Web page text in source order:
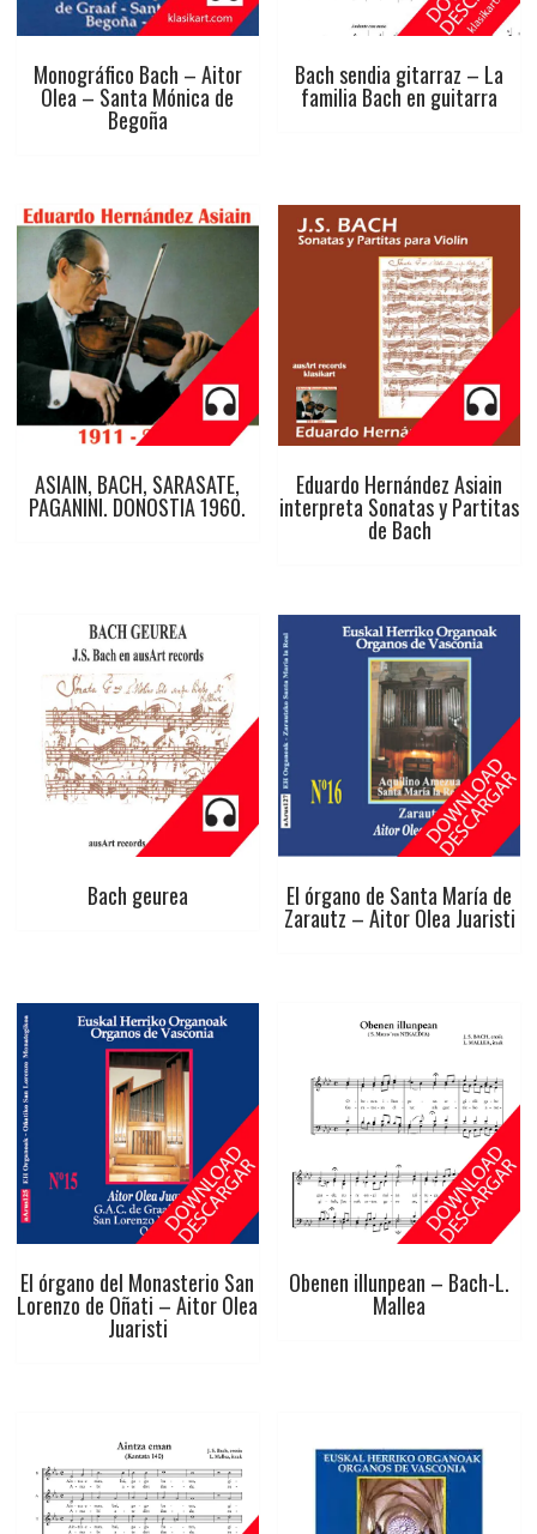
Monográfico Bach – Aitor
Olea – Santa Mónica de
Begoña
Bach sendia gitarraz – La
familia Bach en guitarra
ASIAIN, BACH, SARASATE,
PAGANINI. DONOSTIA 1960.
Eduardo Hernández Asiain
interpreta Sonatas y Partitas
de Bach
Bach geurea El órgano de Santa María de
Zarautz – Aitor Olea Juaristi
El órgano del Monasterio San
Lorenzo de Oñati – Aitor Olea
Juaristi
Obenen illunpean – Bach-L.
Mallea